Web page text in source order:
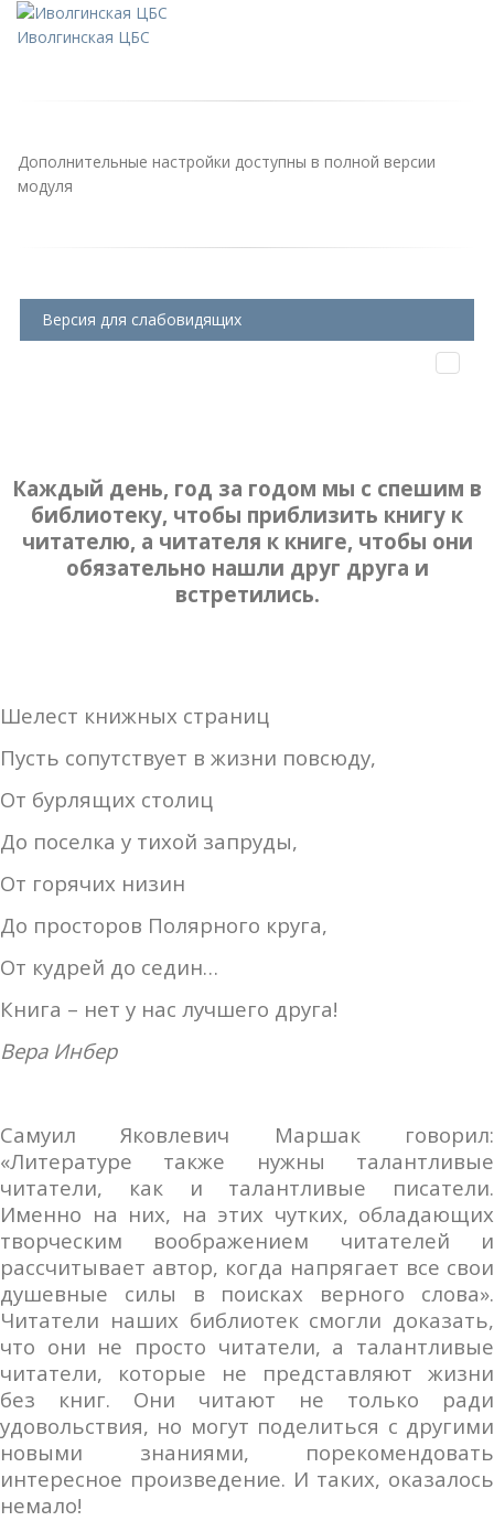
Иволгинская ЦБС
Дополнительные настройки доступны в полной версии
модуля
Версия для слабовидящих
Каждый день, год за годом мы с спешим в
библиотеку, чтобы приблизить книгу к
читателю, а читателя к книге, чтобы они
обязательно нашли друг друга и
встретились.
Шелест книжных страниц
Пусть сопутствует в жизни повсюду,
От бурлящих столиц
До поселка у тихой запруды,
От горячих низин
До просторов Полярного круга,
От кудрей до седин…
Книга – нет у нас лучшего друга!
Вера Инбер
Самуил Яковлевич Маршак говорил:
«Литературе также нужны талантливые
читатели, как и талантливые писатели.
Именно на них, на этих чутких, обладающих
творческим воображением читателей и
рассчитывает автор, когда напрягает все свои
душевные силы в поисках верного слова».
Читатели наших библиотек смогли доказать,
что они не просто читатели, а талантливые
читатели, которые не представляют жизни
без книг. Они читают не только ради
удовольствия, но могут поделиться с другими
новыми знаниями, порекомендовать
интересное произведение. И таких, оказалось
немало!